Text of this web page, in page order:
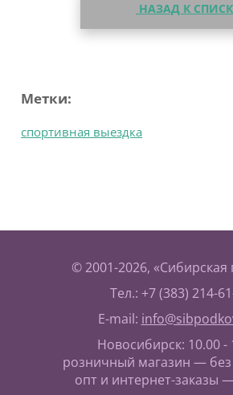
НАЗАД К
Метки:
спортивная выездка
© 2001-2026, «Сибирская
Тел.: +7 (383) 214-
E-mail:
Новосибирск: 10.00 -
розничный магазин —
опт и интернет-заказы